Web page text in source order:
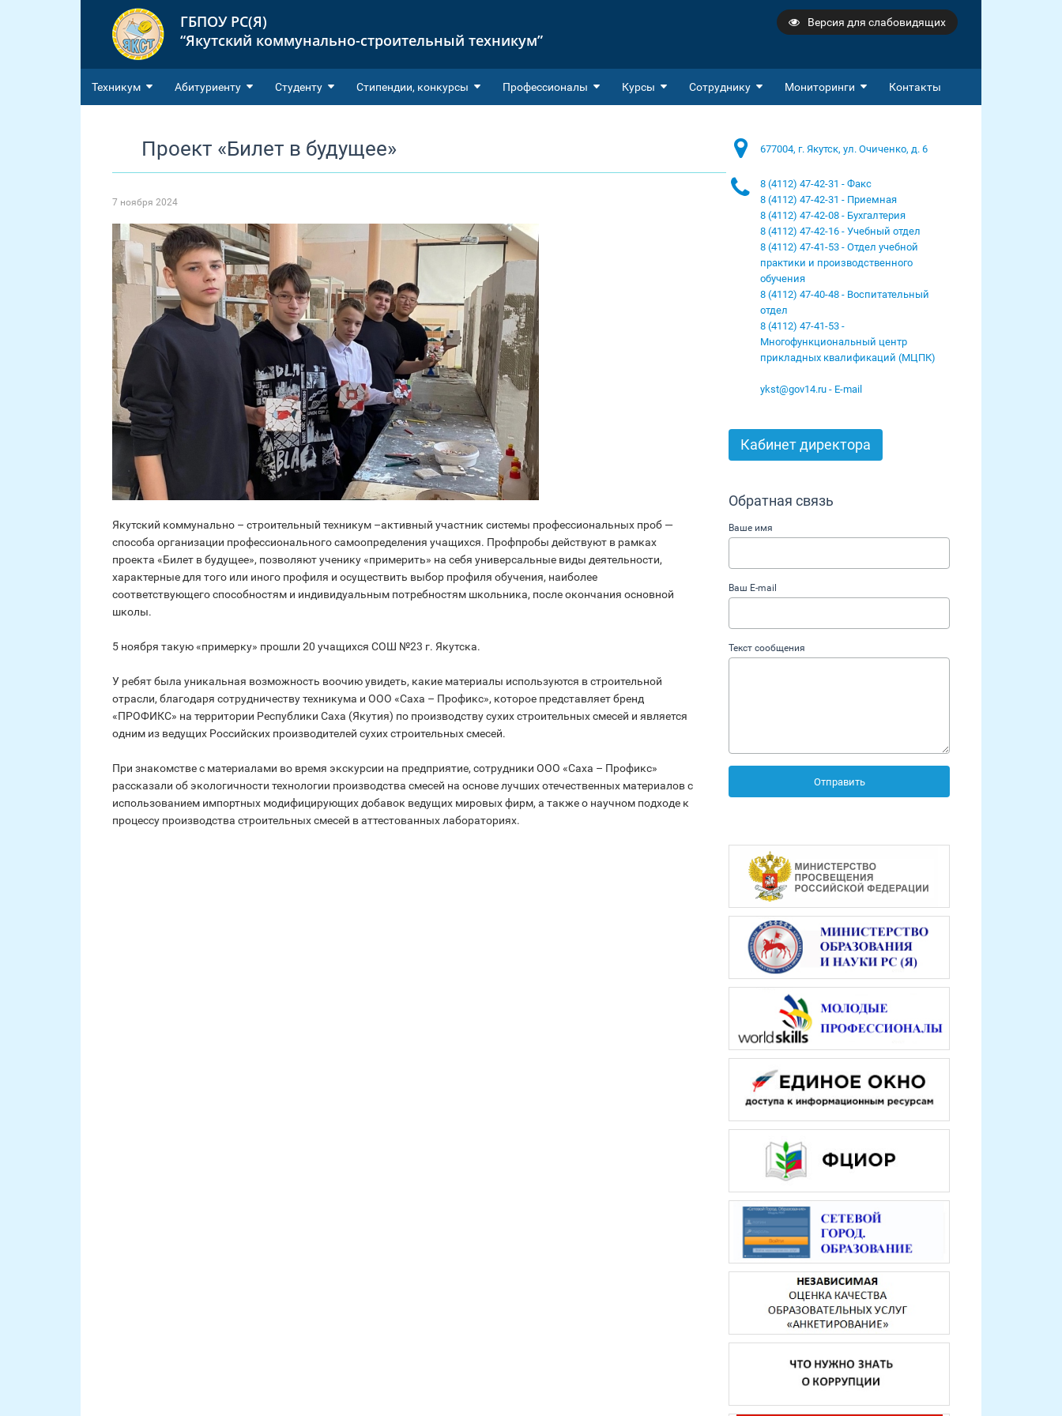
ГБПОУ РС(Я)
“Якутский коммунально-строительный техникум”
Версия для слабовидящих
Техникум Абитуриенту Студенту Cтипендии, конкурсы Профессионалы Курсы Сотруднику Мониторинги Контакты
Проект «Билет в будущее»
7 ноября 2024
Якутский коммунально – строительный техникум –активный участник системы профессиональных проб —
способа организации профессионального самоопределения учащихся. Профпробы действуют в рамках
проекта «Билет в будущее», позволяют ученику «примерить» на себя универсальные виды деятельности,
характерные для того или иного профиля и осуществить выбор профиля обучения, наиболее
соответствующего способностям и индивидуальным потребностям школьника, после окончания основной
школы.
5 ноября такую «примерку» прошли 20 учащихся СОШ №23 г. Якутска.
У ребят была уникальная возможность воочию увидеть, какие материалы используются в строительной
отрасли, благодаря сотрудничеству техникума и ООО «Саха – Профикс», которое представляет бренд
«ПРОФИКС» на территории Республики Саха (Якутия) по производству сухих строительных смесей и является
одним из ведущих Российских производителей сухих строительных смесей.
При знакомстве с материалами во время экскурсии на предприятие, сотрудники ООО «Саха – Профикс»
рассказали об экологичности технологии производства смесей на основе лучших отечественных материалов с
использованием импортных модифицирующих добавок ведущих мировых фирм, а также о научном подходе к
процессу производства строительных смесей в аттестованных лабораториях.
677004, г. Якутск, ул. Очиченко, д. 6
8 (4112) 47-42-31 - Факс
8 (4112) 47-42-31 - Приемная
8 (4112) 47-42-08 - Бухгалтерия
8 (4112) 47-42-16 - Учебный отдел
8 (4112) 47-41-53 - Отдел учебной
практики и производственного
обучения
8 (4112) 47-40-48 - Воспитательный
отдел
8 (4112) 47-41-53 -
Многофункциональный центр
прикладных квалификаций (МЦПК)
ykst@gov14.ru - E-mail
Кабинет директора
Обратная связь
Ваше имя
Ваш E-mail
Текст сообщения